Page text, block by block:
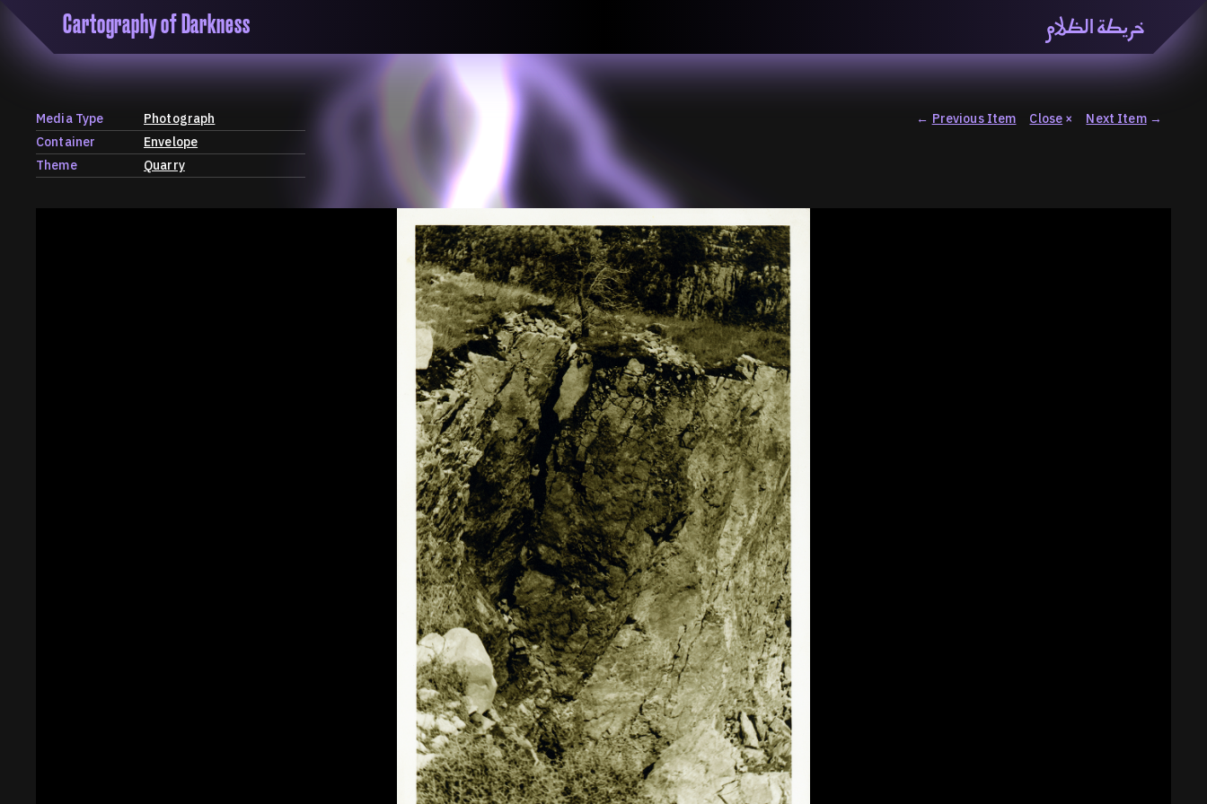
Cartography of Darkness خريطة الظلام
'Cartogrophy of Darkness' is a transclusive, collective
research platform dedicated to exploring universalisms and
the unity of knowledge in our highly obfuscated, crisis-
ridden age. The platform is comprised of a triad of spaces: a
map, a repository and a periodical.
About
ماهيتنا
Map
Periodical
المساهمين
التختيم
«خريطة الظّلام» هي منصّة بحثيّة تشاركيّة تستقصي مفاهيم العالميّة
Media Type
Photograph
Container
Envelope
Theme
Quarry
← Previous Item Close × Next Item→